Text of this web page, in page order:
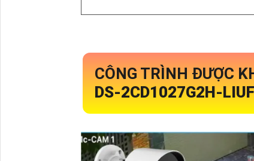
CÔNG TRÌNH ĐƯỢC
DS-2CD1027G2H-LIUF